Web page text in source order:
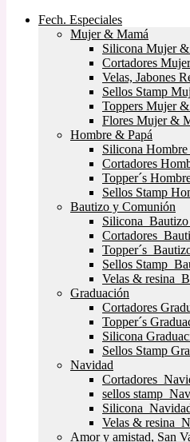
Fech. Especiales
Mujer & Mamá
Silicona Mujer
Cortadores
Velas, Jabones
Sellos Stamp
Toppers Mujer
Flores Mujer &
Hombre & Papá
Silicona Hombre
Cortadores
Topper´s
Sellos Stamp
Bautizo y Comunión
Silicona
Cortadores
Topper´s
Sellos Stamp
Velas & resina
Graduación
Cortadores
Topper´s
Silicona
Sellos Stamp
Navidad
Cortadores
sellos stamp
Silicona
Velas & resina
Amor y amistad, San